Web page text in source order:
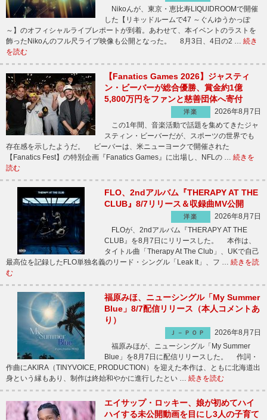
Nikoんが、東京・恵比寿LIQUIDROOMで開催
した【リキッドルームで47 ～ぐんゆうかっぽ
～】のオフィシャルライブレポートが到着。あわせて、本イベントのラストを
飾ったNikoんのフル尺ライブ映像も公開となった。 8月3日、4日の2 … 続き
を読む
【Fanatics Games 2026】ジャスティ
ン・ビーバーが総合優勝、賞金約1億
5,800万円をファンと慈善団体へ寄付
洋楽
2026年8月7日
この1年間、音楽活動で話題を集めてきたジャ
スティン・ビーバーだが、スポーツの世界でも
存在感を示したようだ。 ビーバーは、米ニューヨークで開催された
【Fanatics Fest】の特別企画『Fanatics Games』に出場し、NFLの … 続きを
読む
FLO、2ndアルバム『THERAPY AT THE
CLUB』8/7リリース＆収録曲MV公開
洋楽
2026年8月7日
FLOが、2ndアルバム『THERAPY AT THE
CLUB』を8月7日にリリースした。 本作は、
タイトル曲「Therapy At The Club」、UKで自己
最高位を記録したFLO単独名義のリード・シングル「Leak It」、フ … 続きを読
む
福原みほ、ニューシングル「My Summer
Blue」8/7配信リリース（本人コメントあ
り）
Ｊ－ＰＯＰ
2026年8月7日
福原みほが、ニューシングル「My Summer
Blue」を8月7日に配信リリースした。 作詞・
作曲にAKIRA（TINYVOICE, PRODUCTION）を迎えた本作は、ともに北海道出
身という縁もあり、制作は終始和やかに進行したとい … 続きを読む
エイサップ・ロッキー、娘が初めてハイ
ハイする未公開動画を目にし3人の子育て